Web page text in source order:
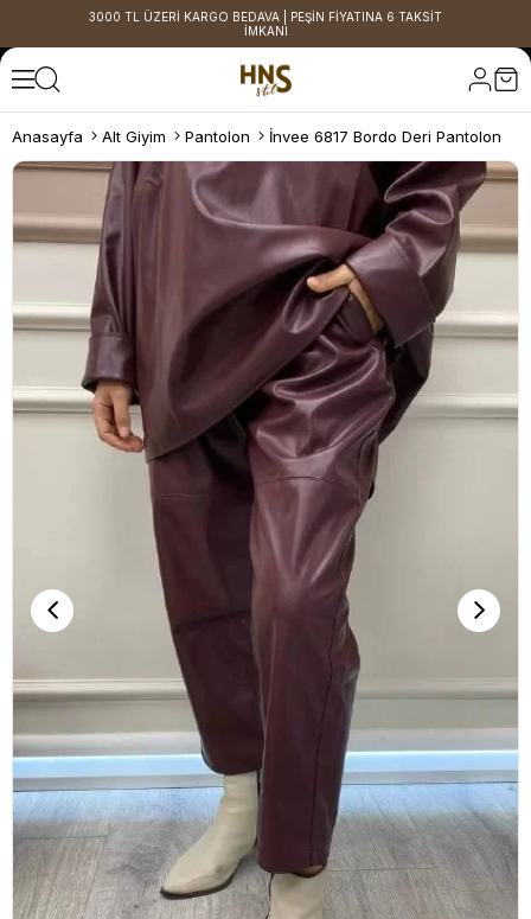
3000 TL ÜZERİ KARGO BEDAVA | PEŞİN FİYATINA 6 TAKSİT
İMKANI
Anasayfa Alt Giyim Pantolon İnvee 6817 Bordo Deri Pantolon